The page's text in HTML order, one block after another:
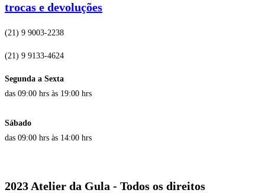
trocas e devoluções
(21) 9 9003-2238
(21) 9 9133-4624
Segunda a Sexta
das 09:00 hrs às 19:00 hrs
Sábado
das 09:00 hrs às 14:00 hrs
2023 Atelier da Gula - Todos os direitos